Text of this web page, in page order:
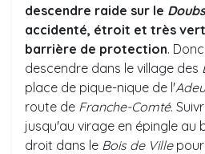
descendre raide sur le
accidenté, étroit et très
barrière de protection.
descendre dans le village des
place de pique-nique de l'Adeu
route de Franche-Comté.
jusqu'au virage en épingle
droit dans le Bois de Villepour